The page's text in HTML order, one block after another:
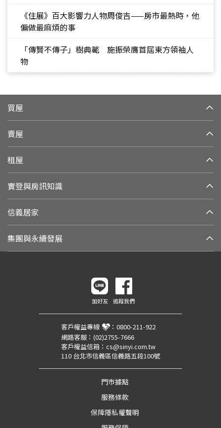
《住展》百大影響力人物周俊吉——房市最熱時，他
偏做最麻煩的事
「傳賢不傳子」樹典範 施振榮膺首屆東方領袖人
物
買屋
賣屋
租屋
實登與房訊知識
信義居家
集團與永續發展
加好友 追蹤我們
客戶權益專線 ： 0800-211-922
網路客服： (02)2755-7666
客戶權益信箱： cs@sinyi.com.tw
110 台北市信義區信義路五段100號
門市據點
服務條款
保障隱私權聲明